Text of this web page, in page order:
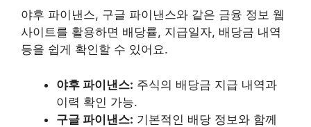
야후 파이낸스, 구글 파이낸스와 같은 금융 정보 웹
사이트를 활용하면 배당률, 지급일자, 배당금 내역
등을 쉽게 확인할 수 있어요.
야후 파이낸스: 주식의 배당금 지급 내역과
이력 확인 가능.
구글 파이낸스: 기본적인 배당 정보와 함께